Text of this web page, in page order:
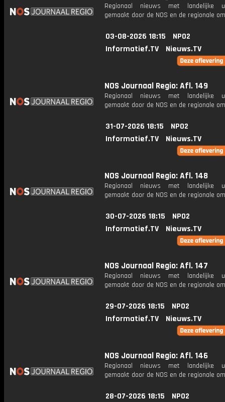
Regionaal nieuws met landelijke
gemaakt door de NOS en de regionale
03-08-2026 18:15
NPO2
Informatief.TV
Nieuws.TV
NOS Journaal Regio: Afl. 149
Regionaal nieuws met landelijke
gemaakt door de NOS en de regionale
31-07-2026 18:15
NPO2
Informatief.TV
Nieuws.TV
NOS Journaal Regio: Afl. 148
Regionaal nieuws met landelijke
gemaakt door de NOS en de regionale
30-07-2026 18:15
NPO2
Informatief.TV
Nieuws.TV
NOS Journaal Regio: Afl. 147
Regionaal nieuws met landelijke
gemaakt door de NOS en de regionale
29-07-2026 18:15
NPO2
Informatief.TV
Nieuws.TV
NOS Journaal Regio: Afl. 146
Regionaal nieuws met landelijke
gemaakt door de NOS en de regionale
28-07-2026 18:15
NPO2